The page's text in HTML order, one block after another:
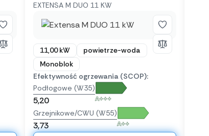
EXTENSA M DUO 11 KW
11,00 kW
powietrze-woda
Monoblok
Efektywność ogrzewania (SCOP):
Podłogowe (W35)
5,20 A+++
Grzejnikowe/CWU (W55)
3,73 A++